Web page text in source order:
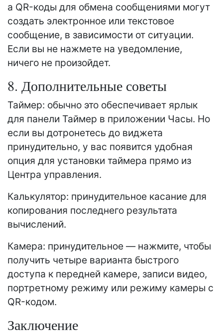
а QR-коды для обмена сообщениями могут
создать электронное или текстовое
сообщение, в зависимости от ситуации.
Если вы не нажмете на уведомление,
ничего не произойдет.
8. Дополнительные советы
Таймер: обычно это обеспечивает ярлык
для панели Таймер в приложении Часы. Но
если вы дотронетесь до виджета
принудительно, у вас появится удобная
опция для установки таймера прямо из
Центра управления.
Калькулятор: принудительное касание для
копирования последнего результата
вычислений.
Камера: принудительное — нажмите, чтобы
получить четыре варианта быстрого
доступа к передней камере, записи видео,
портретному режиму или режиму камеры с
QR-кодом.
Заключение